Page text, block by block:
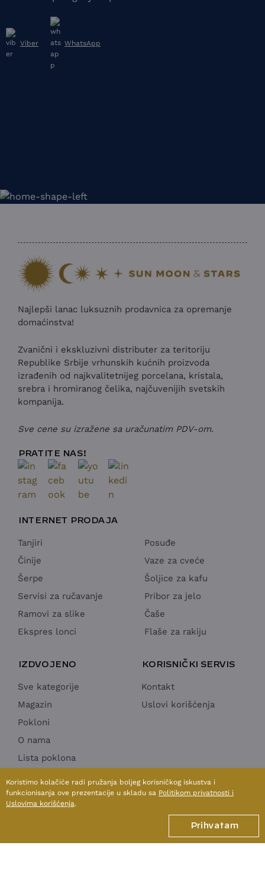
Viber WhatsApp
Najlepši lanac luksuznih prodavnica za opremanje
domaćinstva!
Zvanični i ekskluzivni distributer za teritoriju
Republike Srbije vrhunskih kućnih proizvoda
izrađenih od najkvalitetnijeg porcelana, kristala,
srebra i hromiranog čelika, najčuvenijih svetskih
kompanija.
Sve cene su izražene sa uračunatim PDV-om.
PRATITE NAS!
INTERNET PRODAJA
Tanjiri
Činije
Šerpe
Servisi za ručavanje
Ramovi za slike
Ekspres lonci
Posuđe
Vaze za cveće
Šoljice za kafu
Pribor za jelo
Čaše
Flaše za rakiju
IZDVOJENO
Sve kategorije
Magazin
Pokloni
O nama
Lista poklona
KORISNIČKI SERVIS
Kontakt
Uslovi korišćenja
Koristimo kolačiće radi pružanja boljeg korisničkog iskustva i
funkcionisanja ove prezentacije u skladu sa Politikom privatnosti i
Uslovima korišćenja.
Prihvatam